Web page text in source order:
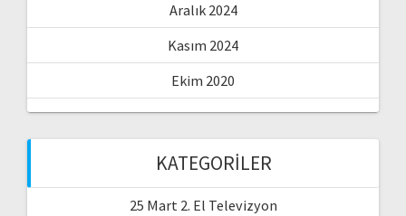
Aralık 2024
Kasım 2024
Ekim 2020
KATEGORILER
25 Mart 2. El Televizyon